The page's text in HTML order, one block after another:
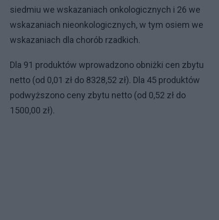
siedmiu we wskazaniach onkologicznych i 26 we
wskazaniach nieonkologicznych, w tym osiem we
wskazaniach dla chorób rzadkich.
Dla 91 produktów wprowadzono obniżki cen zbytu
netto (od 0,01 zł do 8328,52 zł). Dla 45 produktów
podwyższono ceny zbytu netto (od 0,52 zł do
1500,00 zł).